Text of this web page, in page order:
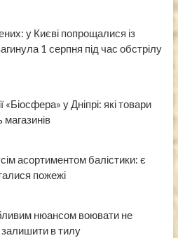
у Києві попрощалися із
1 серпня під час обстрілу
у Дніпрі: які товари
асортиментом балістики: є
пожежі
нюансом воювати не
в тилу